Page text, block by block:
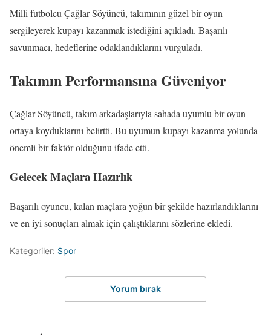
Milli futbolcu Çağlar Söyüncü, takımının güzel bir oyun
sergileyerek kupayı kazanmak istediğini açıkladı. Başarılı
savunmacı, hedeflerine odaklandıklarını vurguladı.
Takımın Performansına Güveniyor
Çağlar Söyüncü, takım arkadaşlarıyla sahada uyumlu bir oyun
ortaya koyduklarını belirtti. Bu uyumun kupayı kazanma yolunda
önemli bir faktör olduğunu ifade etti.
Gelecek Maçlara Hazırlık
Başarılı oyuncu, kalan maçlara yoğun bir şekilde hazırlandıklarını
ve en iyi sonuçları almak için çalıştıklarını sözlerine ekledi.
Kategoriler: Spor
Yorum bırak